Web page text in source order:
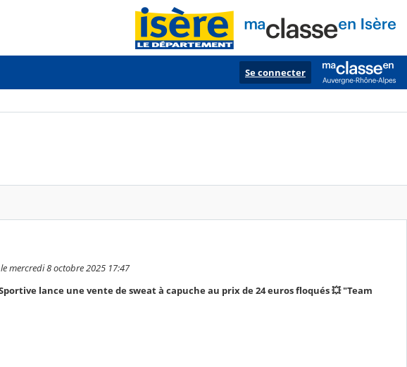
Se connecter
mercredi 8 octobre 2025 17:47
lance une vente de sweat à capuche au prix de 24 euros floqués 💥 "Team